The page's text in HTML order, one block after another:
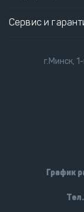
Сервис и
г.Минск,
График